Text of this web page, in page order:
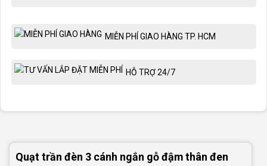
MIỄN PHÍ GIAO HÀNG TP. HCM
HỖ TRỢ 24/7
Quạt trần đèn 3 cánh ngắn gỗ đậm thân đen